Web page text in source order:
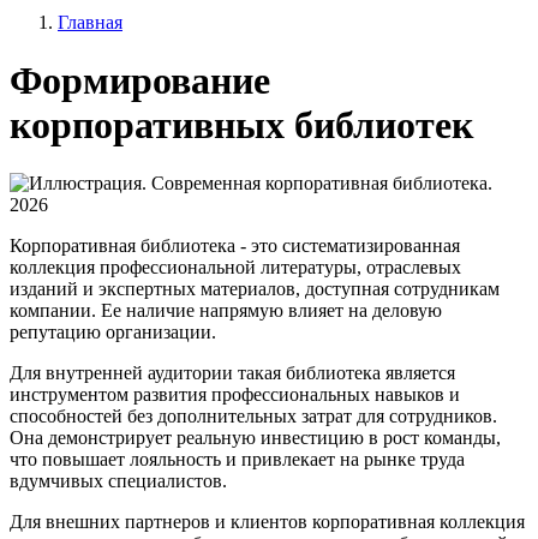
Главная
Формирование
корпоративных библиотек
Корпоративная библиотека - это систематизированная
коллекция профессиональной литературы, отраслевых
изданий и экспертных материалов, доступная сотрудникам
компании. Ее наличие напрямую влияет на деловую
репутацию организации.
Для внутренней аудитории такая библиотека является
инструментом развития профессиональных навыков и
способностей без дополнительных затрат для сотрудников.
Она демонстрирует реальную инвестицию в рост команды,
что повышает лояльность и привлекает на рынке труда
вдумчивых специалистов.
Для внешних партнеров и клиентов корпоративная коллекция